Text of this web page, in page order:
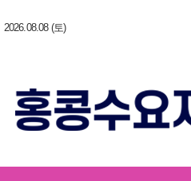
2026.08.08 (토)